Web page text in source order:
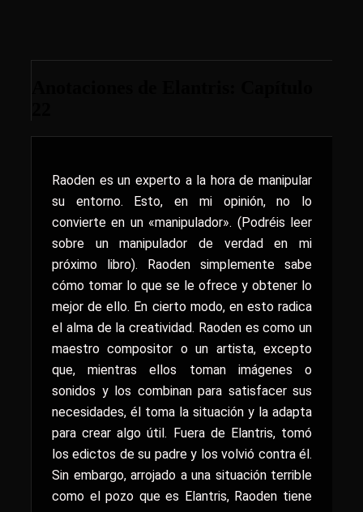
Raoden es un experto a la hora de manipular
su entorno. Esto, en mi opinión, no lo
convierte en un «manipulador». (Podréis leer
sobre un manipulador de verdad en mi
próximo libro). Raoden simplemente sabe
cómo tomar lo que se le ofrece y obtener lo
mejor de ello. En cierto modo, en esto radica
el alma de la creatividad. Raoden es como un
maestro compositor o un artista, excepto
que, mientras ellos toman imágenes o
sonidos y los combinan para satisfacer sus
necesidades, él toma la situación y la adapta
para crear algo útil. Fuera de Elantris, tomó
los edictos de su padre y los volvió contra él.
Sin embargo, arrojado a una situación terrible
como el pozo que es Elantris, Raoden tiene